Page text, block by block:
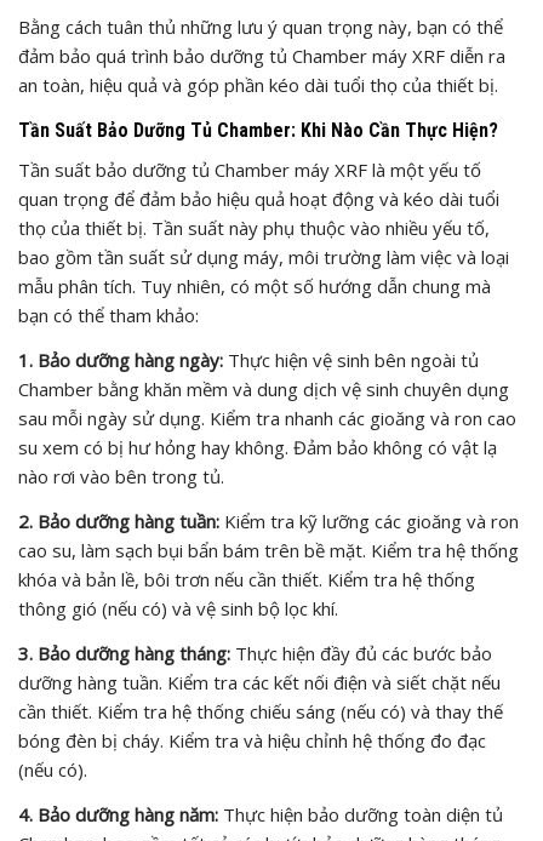
Bằng cách tuân thủ những lưu ý quan trọng này, bạn có thể
đảm bảo quá trình bảo dưỡng tủ Chamber máy XRF diễn ra
an toàn, hiệu quả và góp phần kéo dài tuổi thọ của thiết bị.
Tần Suất Bảo Dưỡng Tủ Chamber: Khi Nào Cần Thực Hiện?
Tần suất bảo dưỡng tủ Chamber máy XRF là một yếu tố
quan trọng để đảm bảo hiệu quả hoạt động và kéo dài tuổi
thọ của thiết bị. Tần suất này phụ thuộc vào nhiều yếu tố,
bao gồm tần suất sử dụng máy, môi trường làm việc và loại
mẫu phân tích. Tuy nhiên, có một số hướng dẫn chung mà
bạn có thể tham khảo:
1. Bảo dưỡng hàng ngày: Thực hiện vệ sinh bên ngoài tủ
Chamber bằng khăn mềm và dung dịch vệ sinh chuyên dụng
sau mỗi ngày sử dụng. Kiểm tra nhanh các gioăng và ron cao
su xem có bị hư hỏng hay không. Đảm bảo không có vật lạ
nào rơi vào bên trong tủ.
2. Bảo dưỡng hàng tuần: Kiểm tra kỹ lưỡng các gioăng và ron
cao su, làm sạch bụi bẩn bám trên bề mặt. Kiểm tra hệ thống
khóa và bản lề, bôi trơn nếu cần thiết. Kiểm tra hệ thống
thông gió (nếu có) và vệ sinh bộ lọc khí.
3. Bảo dưỡng hàng tháng: Thực hiện đầy đủ các bước bảo
dưỡng hàng tuần. Kiểm tra các kết nối điện và siết chặt nếu
cần thiết. Kiểm tra hệ thống chiếu sáng (nếu có) và thay thế
bóng đèn bị cháy. Kiểm tra và hiệu chỉnh hệ thống đo đạc
(nếu có).
4. Bảo dưỡng hàng năm: Thực hiện bảo dưỡng toàn diện tủ